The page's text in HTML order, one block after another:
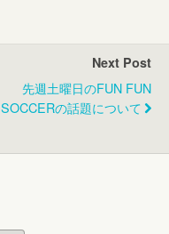
Next Post
先週土曜日のFUN FUN
SOCCERの話題について